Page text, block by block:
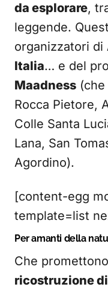
da esplorare,
leggende.
organizzatori di
Italia… e del
Maadness
Rocca Pietore,
Colle Santa
Lana, San
Agordino).
[content-egg
template=list
Per amanti della
Che
ricostruzione